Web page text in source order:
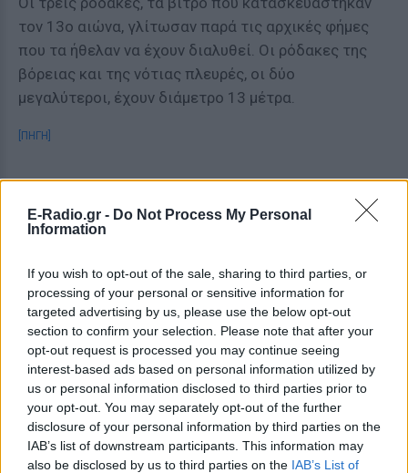
E-Radio.gr - Do Not Process My Personal
Information
If you wish to opt-out of the sale, sharing to third parties, or
processing of your personal or sensitive information for
targeted advertising by us, please use the below opt-out
section to confirm your selection. Please note that after your
opt-out request is processed you may continue seeing
interest-based ads based on personal information utilized by
us or personal information disclosed to third parties prior to
your opt-out. You may separately opt-out of the further
disclosure of your personal information by third parties on the
IAB’s list of downstream participants. This information may
also be disclosed by us to third parties on the IAB’s List of
τον 13ο αιώνα, γλίτωσαν παρά τις αρχικές φήμες
που τα ήθελαν να έχουν διαλυθεί. Οι ρόδακες της
βόρειας και της νότιας πλευρές, οι δύο
μεγαλύτεροι, έχουν διάμετρο 13 μέτρα.
[ΠΗΓΗ]